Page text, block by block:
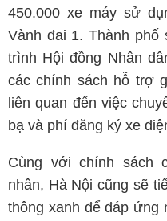
450.000 xe máy sử
Vành đai 1. Thành
trình Hội đồng Nhân
các chính sách hỗ trợ
liên quan đến việc
bạ và phí đăng ký xe
Cùng với chính sách
nhân, Hà Nội cũng sẽ
thông xanh để đáp ứng